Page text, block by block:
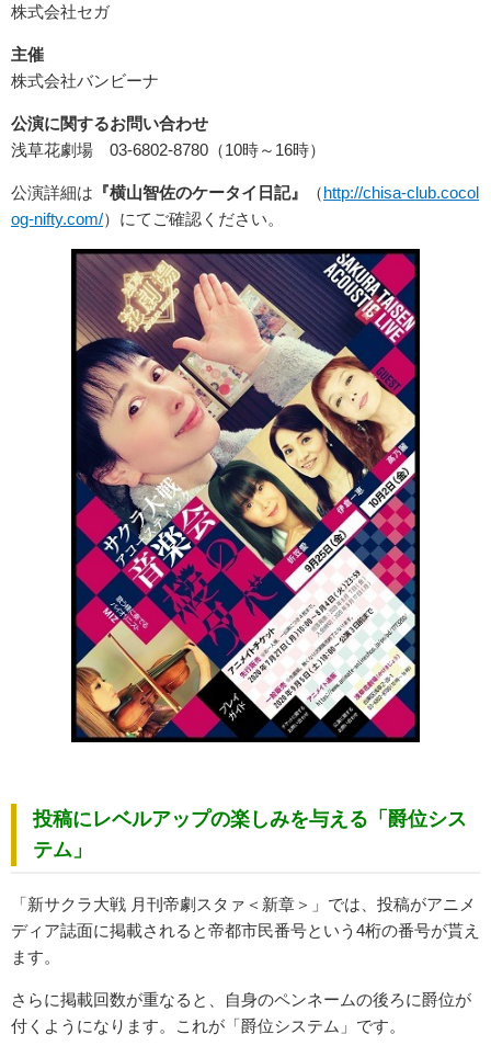
株式会社セガ
主催
株式会社バンビーナ
公演に関するお問い合わせ
浅草花劇場 03-6802-8780（10時～16時）
公演詳細は 『横山智佐のケータイ日記』 （http://chisa-club.cocol
og-nifty.com/）にてご確認ください。
投稿にレベルアップの楽しみを与える「爵位シス
テム」
「新サクラ大戦 月刊帝劇スタァ＜新章＞」では、投稿がアニメ
ディア誌面に掲載されると帝都市民番号という4桁の番号が貰え
ます。
さらに掲載回数が重なると、自身のペンネームの後ろに爵位が
付くようになります。これが「爵位システム」です。